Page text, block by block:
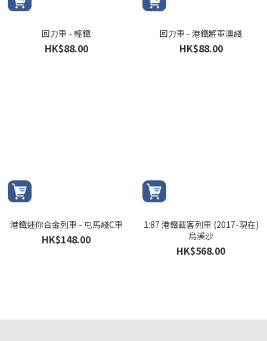
回力車 - 輕鐵
HK$88.00
回力車 - 港鐵將軍澳綫
HK$88.00
港鐵迷你合金列車 - 屯馬綫C車
HK$148.00
1:87 港鐵載客列車 (2017-現在)
烏溪沙
HK$568.00